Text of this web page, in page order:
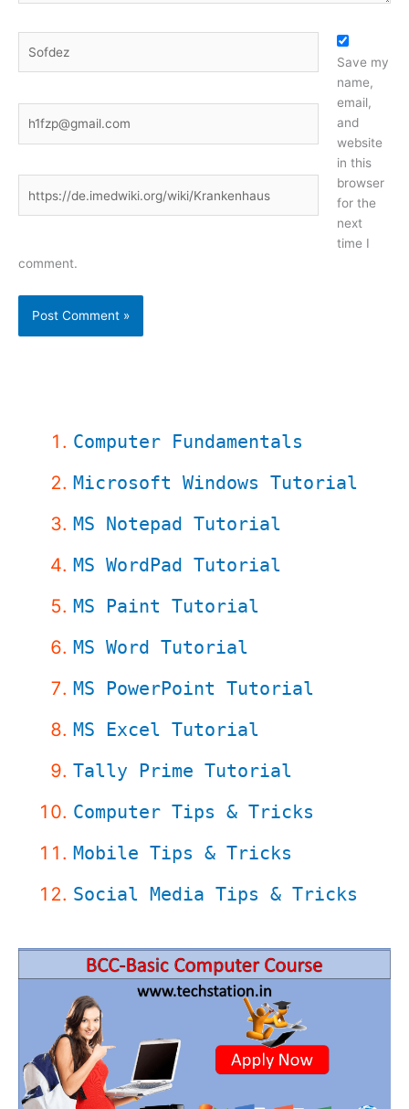
Save my
name,
email,
and
website
in this
browser
for the
next
time I
comment.
Computer Fundamentals
Microsoft Windows Tutorial
MS Notepad Tutorial
MS WordPad Tutorial
MS Paint Tutorial
MS Word Tutorial
MS PowerPoint Tutorial
MS Excel Tutorial
Tally Prime Tutorial
Computer Tips & Tricks
Mobile Tips & Tricks
Social Media Tips & Tricks